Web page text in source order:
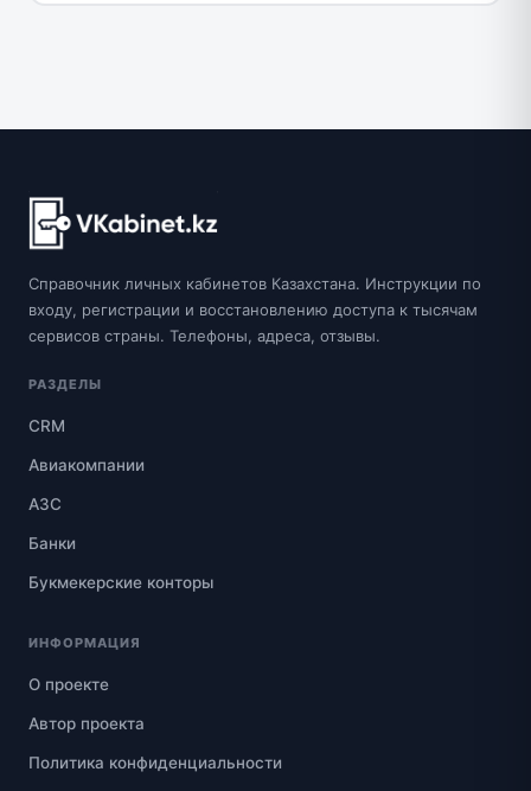
Справочник личных кабинетов Казахстана. Инструкции по
входу, регистрации и восстановлению доступа к тысячам
сервисов страны. Телефоны, адреса, отзывы.
РАЗДЕЛЫ
CRM
Авиакомпании
АЗС
Банки
Букмекерские конторы
ИНФОРМАЦИЯ
О проекте
Автор проекта
Политика конфиденциальности